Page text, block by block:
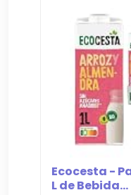
Ecocesta -
L de Bebida...